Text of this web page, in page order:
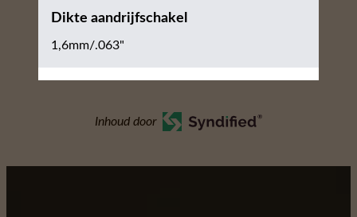
Dikte aandrijfschakel
1,6mm/.063"
Inhoud door